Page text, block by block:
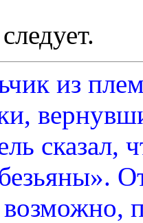
из
сказал,